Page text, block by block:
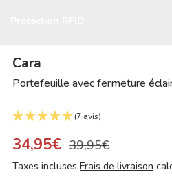
Cara
Portefeuille avec fermeture
(7 avis)
34,95€ 39,95€
Taxes incluses Frais de livraison